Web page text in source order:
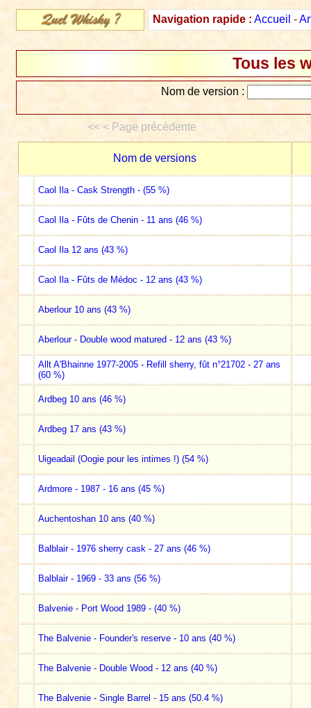
Navigation rapide : Accueil -
Tous les
Nom de version :
<< < Page précédente
Nom de versions
Caol Ila - Cask Strength - (55 %)
Caol Ila - Fûts de Chenin - 11 ans (46 %)
Caol Ila 12 ans (43 %)
Caol Ila - Fûts de Médoc - 12 ans (43 %)
Aberlour 10 ans (43 %)
Aberlour - Double wood matured - 12 ans (43 %)
Allt A'Bhainne 1977-2005 - Refill sherry, fût n°21702 - 27 ans
(60 %)
Ardbeg 10 ans (46 %)
Ardbeg 17 ans (43 %)
Uigeadail (Oogie pour les intimes !) (54 %)
Ardmore - 1987 - 16 ans (45 %)
Auchentoshan 10 ans (40 %)
Balblair - 1976 sherry cask - 27 ans (46 %)
Balblair - 1969 - 33 ans (56 %)
Balvenie - Port Wood 1989 - (40 %)
The Balvenie - Founder's reserve - 10 ans (40 %)
The Balvenie - Double Wood - 12 ans (40 %)
The Balvenie - Single Barrel - 15 ans (50.4 %)